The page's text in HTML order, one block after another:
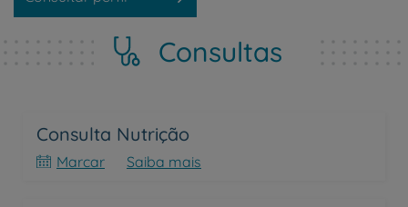
Consultas
Consulta Nutrição
Marcar Saiba mais